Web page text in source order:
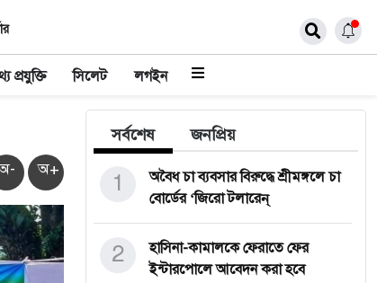
প্রযুক্তি সিলেট লগইন
অ+
সর্বশেষ জনপ্রিয়
অবৈধ চা ব্যবসার বিরুদ্ধে শ্রীমঙ্গলে চা
বোর্ডের ‘জিরো টলারেন্
1
হাসিনা-কামালকে ফেরাতে ফের
ইন্টারপোলে আবেদন করা হবে
2